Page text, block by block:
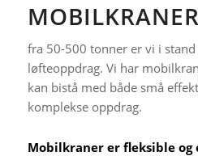
MOBILKRANER
fra 50-500 tonner er vi i
løfteoppdrag. Vi har
kan bistå med både små
komplekse oppdrag.
Mobilkraner er fleksible